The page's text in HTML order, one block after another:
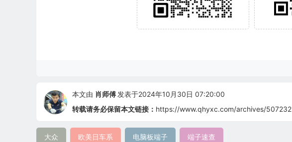
本文由 肖师傅 发表于2024年10月30日 07:20:00
转载请务必保留本文链接： https://www.qhyxc.com/archives/507232
大众 欧美日车系 电脑板端子 端子速查